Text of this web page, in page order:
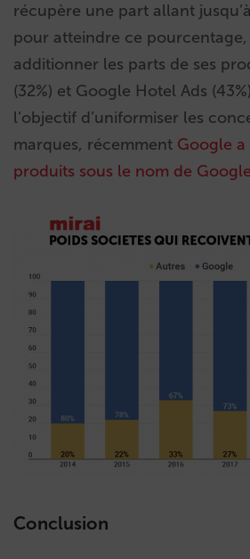
récupère une part allant
pour atteindre ce
additionner les parts de ses
(32%) et Google Hotel Ads
l’objectif d’uniformiser les
marques, récemment Google
produits sous le nom de
Conclusion